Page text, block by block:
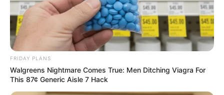
FRIDAY PLANS
Walgreens Nightmare Comes True: Men Ditching Viagra For
This 87¢ Generic Aisle 7 Hack